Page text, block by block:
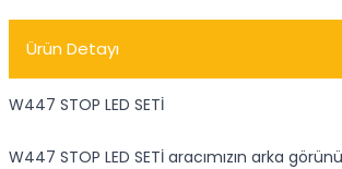
Ürün Detayı
W447 STOP LED SETİ
W447 STOP LED SETİ aracımızın arka